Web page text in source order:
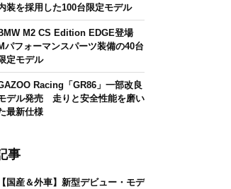
装を採用した100台限定モデル
M2 CS Edition EDGE登場
パフォーマンスパーツ装備の40台
定モデル
Racing「GR86」一部改良
デル発売 走りと安全性能を磨い
最新仕様
事
【国産＆外車】新型デビュー・モデ